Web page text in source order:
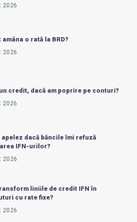
2026
amâna o rată la BRD?
2026
credit, dacă am poprire pe conturi?
2026
apelez dacă băncile îmi refuză
IFN-urilor?
2026
liniile de credit IFN în
cu rate fixe?
2026